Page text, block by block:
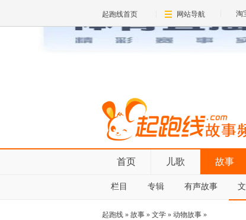
起跑线首页 网站导航 淘
首页 儿歌 故事
栏目 专辑 有声故事
起跑线 » 故事 » 文学 » 动物故事 »